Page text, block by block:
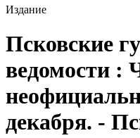
Издание
Псковские
ведомости :
декабря. -